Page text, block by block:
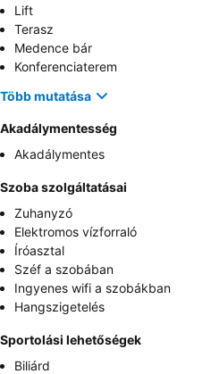
Lift
Terasz
Medence bár
Konferenciaterem
Több mutatása
Akadálymentesség
Akadálymentes
Szoba szolgáltatásai
Zuhanyzó
Elektromos vízforraló
Íróasztal
Széf a szobában
Ingyenes wifi a szobákban
Hangszigetelés
Sportolási lehetőségek
Biliárd